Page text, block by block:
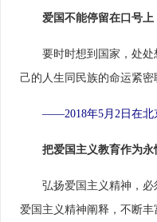
爱国不能停留在口号上
要时时想到国家，处处想
己的人生同民族的命运紧密
——2018年5月2日在北
把爱国主义教育作为永
弘扬爱国主义精神，必须
爱国主义精神阐释，不断